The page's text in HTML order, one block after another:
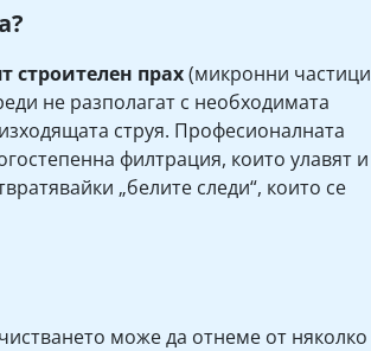
строителен прах(микронни частици
не разполагат с необходимата
струя. Професионалната
филтрация, които улавят и
„белите следи“, които се
може да отнеме от няколко